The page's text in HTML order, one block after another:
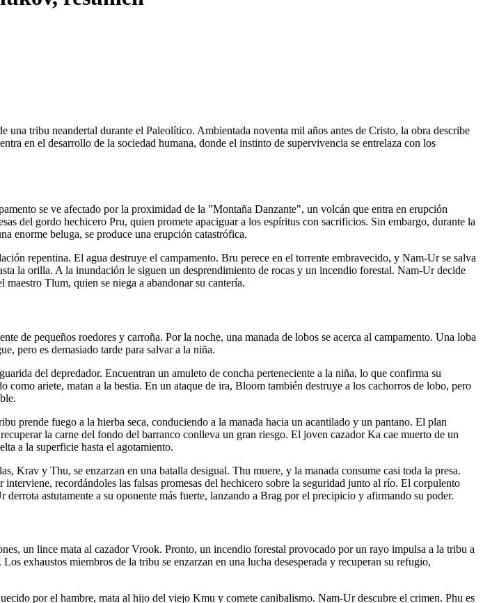
tribu neandertal durante el Paleolítico. Ambientada noventa mil años antes de Cristo, la obra describe
en el desarrollo de la sociedad humana, donde el instinto de supervivencia se entrelaza con los
se ve afectado por la proximidad de la "Montaña Danzante", un volcán que entra en erupción
del gordo hechicero Pru, quien promete apaciguar a los espíritus con sacrificios. Sin embargo, durante la
enorme beluga, se produce una erupción catastrófica.
repentina. El agua destruye el campamento. Bru perece en el torrente embravecido, y Nam-Ur se salva
la orilla. A la inundación le siguen un desprendimiento de rocas y un incendio forestal. Nam-Ur decide
Tlum, quien se niega a abandonar su cantería.
de pequeños roedores y carroña. Por la noche, una manada de lobos se acerca al campamento. Una loba
pero es demasiado tarde para salvar a la niña.
del depredador. Encuentran un amuleto de concha perteneciente a la niña, lo que confirma su
ariete, matan a la bestia. En un ataque de ira, Bloom también destruye a los cachorros de lobo, pero
prende fuego a la hierba seca, conduciendo a la manada hacia un acantilado y un pantano. El plan
la carne del fondo del barranco conlleva un gran riesgo. El joven cazador Ka cae muerto de un
a la superficie hasta el agotamiento.
Krav y Thu, se enzarzan en una batalla desigual. Thu muere, y la manada consume casi toda la presa.
recordándoles las falsas promesas del hechicero sobre la seguridad junto al río. El corpulento
astutamente a su oponente más fuerte, lanzando a Brag por el precipicio y afirmando su poder.
un lince mata al cazador Vrook. Pronto, un incendio forestal provocado por un rayo impulsa a la tribu a
exhaustos miembros de la tribu se enzarzan en una lucha desesperada y recuperan su refugio,
por el hambre, mata al hijo del viejo Kmu y comete canibalismo. Nam-Ur descubre el crimen. Phu es